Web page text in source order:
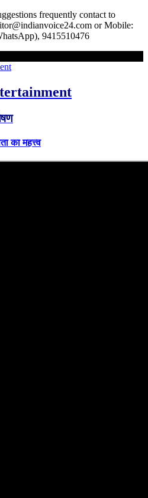
frequently contact to
or Mobile:
9415510476
का महत्त्व